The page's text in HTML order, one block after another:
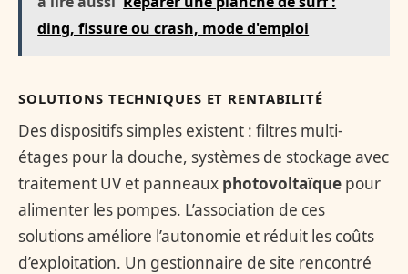
ding, fissure ou crash, mode d'emploi
SOLUTIONS TECHNIQUES ET RENTABILITÉ
Des dispositifs simples existent : filtres multi-
étages pour la douche, systèmes de stockage avec
traitement UV et panneaux photovoltaïque pour
alimenter les pompes. L’association de ces
solutions améliore l’autonomie et réduit les coûts
d’exploitation. Un gestionnaire de site rencontré